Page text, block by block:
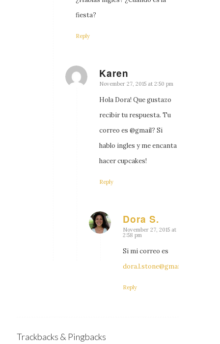
fiesta?
Reply
Karen
says:
November 27, 2015 at 2:50 pm
Hola Dora! Que gustazo
recibir tu respuesta. Tu
correo es @gmail? Si
hablo ingles y me encanta
hacer cupcakes!
Reply
Dora S.
says:
November 27, 2015 at
2:58 pm
Si mi correo es
dora.l.stone@gmail.com
Reply
Trackbacks & Pingbacks